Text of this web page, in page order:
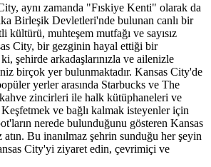
aynı zamanda "Fıskiye Kenti" olarak da
Birleşik Devletleri'nde bulunan canlı bir
kültürü, muhteşem mutfağı ve sayısız
City, bir gezginin hayal ettiği bir
şehirde arkadaşlarınızla ve ailenizle
birçok yer bulunmaktadır. Kansas City'de
yerler arasında Starbucks ve The
zincirleri ile halk kütüphaneleri ve
ve bağlı kalmak isteyenler için
nerede bulunduğunu gösteren Kansas
Bu inanılmaz şehrin sunduğu her şeyin
City'yi ziyaret edin, çevrimiçi ve